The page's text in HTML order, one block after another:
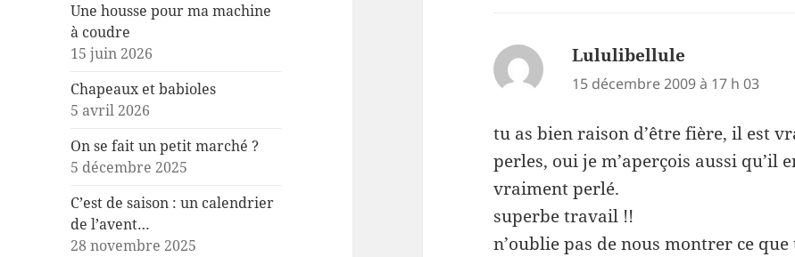
Une housse pour ma machine
à coudre
15 juin 2026
Chapeaux et babioles
5 avril 2026
On se fait un petit marché ?
5 décembre 2025
C’est de saison : un calendrier
de l’avent…
28 novembre 2025
Lululibellule
15 décembre 2009 à 17 h 03
tu as bien raison d’être fière, il est
perles, oui je m’aperçois aussi qu’il
vraiment perlé.
superbe travail !!
n’oublie pas de nous montrer ce